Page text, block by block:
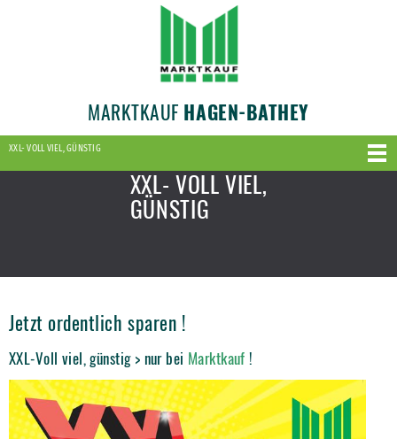
MARKTKAUF HAGEN-BATHEY
XXL- VOLL VIEL, GÜNSTIG
XXL- VOLL VIEL,
GÜNSTIG
Jetzt ordentlich sparen !
XXL-Voll viel, günstig > nur bei Marktkauf !